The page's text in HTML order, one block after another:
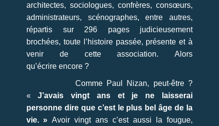
architectes, sociologues, confrères, consœurs,
administrateurs, scénographes, entre autres,
répartis sur 296 pages judicieusement
brochées, toute l’histoire passée, présente et à
venir de cette association. Alors
qu’écrire encore ?
Comme Paul Nizan, peut-être ?
« J’avais vingt ans et je ne laisserai
personne dire que c’est le plus bel âge de la
vie. » Avoir vingt ans c’est aussi la fougue,